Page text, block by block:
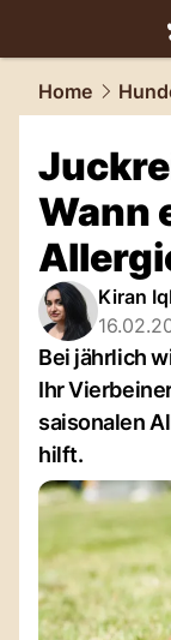
tiere.
Home
Wann
Kiran
Bei jährlich
Ihr
saisonalen
hilft.